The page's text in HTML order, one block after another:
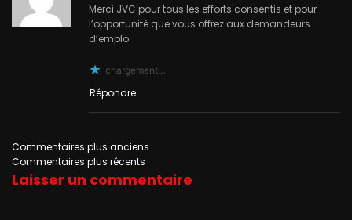
les
commentaires
Merci JVC pour tous les efforts consentis et pour
l’opportunité que vous offrez aux demandeurs
d’emplo
chargement…
Répondre
Navigation
dans
Commentaires plus anciens
Commentaires plus récents
Laisser un commentaire